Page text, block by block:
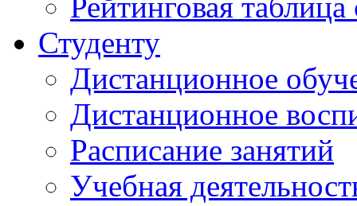
Рейтинговая
Студенту
Дистанционное
Дистанционное
Расписание занятий
Учебная